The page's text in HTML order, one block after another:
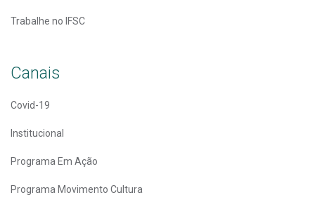
Trabalhe no IFSC
Canais
Covid-19
Institucional
Programa Em Ação
Programa Movimento Cultura